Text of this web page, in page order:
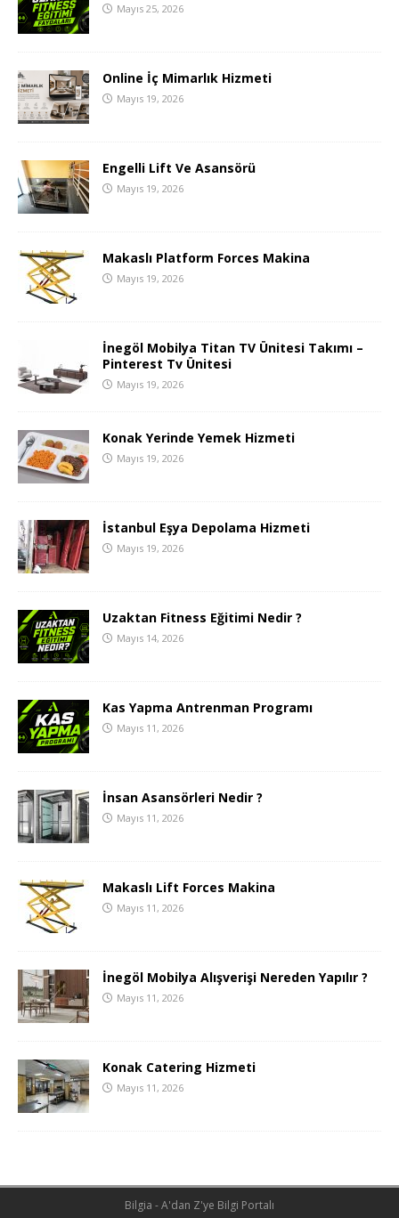
Mayıs 25, 2026
Online İç Mimarlık Hizmeti
Mayıs 19, 2026
Engelli Lift Ve Asansörü
Mayıs 19, 2026
Makaslı Platform Forces Makina
Mayıs 19, 2026
İnegöl Mobilya Titan TV Ünitesi Takımı –
Pinterest Tv Ünitesi
Mayıs 19, 2026
Konak Yerinde Yemek Hizmeti
Mayıs 19, 2026
İstanbul Eşya Depolama Hizmeti
Mayıs 19, 2026
Uzaktan Fitness Eğitimi Nedir ?
Mayıs 14, 2026
Kas Yapma Antrenman Programı
Mayıs 11, 2026
İnsan Asansörleri Nedir ?
Mayıs 11, 2026
Makaslı Lift Forces Makina
Mayıs 11, 2026
İnegöl Mobilya Alışverişi Nereden Yapılır ?
Mayıs 11, 2026
Konak Catering Hizmeti
Mayıs 11, 2026
Bilgia - A'dan Z'ye Bilgi Portalı